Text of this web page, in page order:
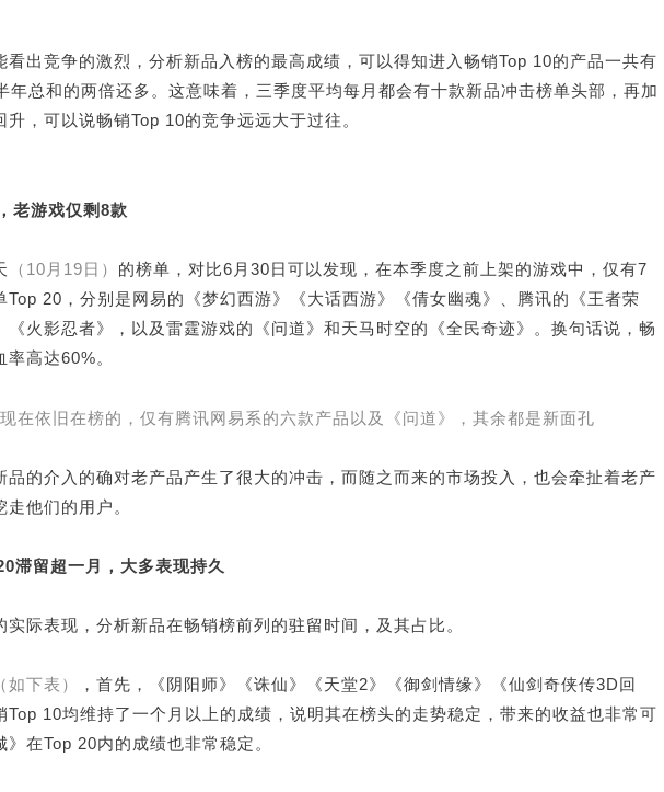
看出竞争的激烈，分析新品入榜的最高成绩，可以得知进入畅销Top 10的产品一共有
年总和的两倍还多。这意味着，三季度平均每月都会有十款新品冲击榜单头部，再加
升，可以说畅销Top 10的竞争远远大于过往。
老游戏仅剩8款
（10月19日） 的榜单，对比6月30日可以发现，在本季度之前上架的游戏中，仅有7
Top 20，分别是网易的《梦幻西游》《大话西游》《倩女幽魂》、腾讯的《王者荣
《火影忍者》，以及雷霆游戏的《问道》和天马时空的《全民奇迹》。换句话说，畅
高达60%。
在依旧在榜的，仅有腾讯网易系的六款产品以及《问道》，其余都是新面孔
品的介入的确对老产品产生了很大的冲击，而随之而来的市场投入，也会牵扯着老产
他们的用户。
滞留超一月，大多表现持久
实际表现，分析新品在畅销榜前列的驻留时间，及其占比。
（如下表）
，首先，《阴阳师》《诛仙》《天堂2》《御剑情缘》《仙剑奇侠传3D回
Top 10均维持了一个月以上的成绩，说明其在榜头的走势稳定，带来的收益也非常可
在Top 20内的成绩也非常稳定。